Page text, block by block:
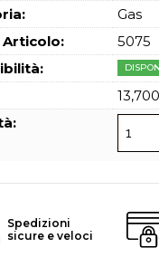
Hai perso la
Gas
Articolo:
5075
Spedizioni
sicure e veloci